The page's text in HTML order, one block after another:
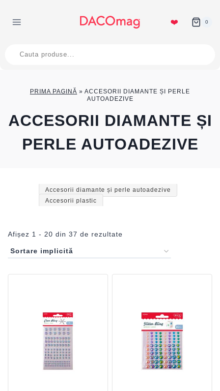
content
❤️ 0
search
PRIMA PAGINĂ » ACCESORII DIAMANTE ȘI PERLE
AUTOADEZIVE
ACCESORII DIAMANTE ȘI
PERLE AUTOADEZIVE
Afișez 1 - 20 din 37 de rezultate
Accesorii diamante și perle autoadezive
Accesorii plastic